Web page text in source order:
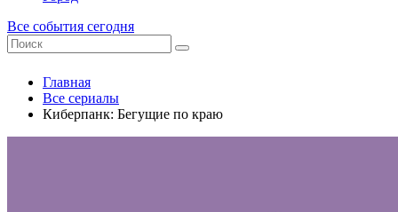
Все события сегодня
Главная
Все сериалы
Киберпанк: Бегущие по краю